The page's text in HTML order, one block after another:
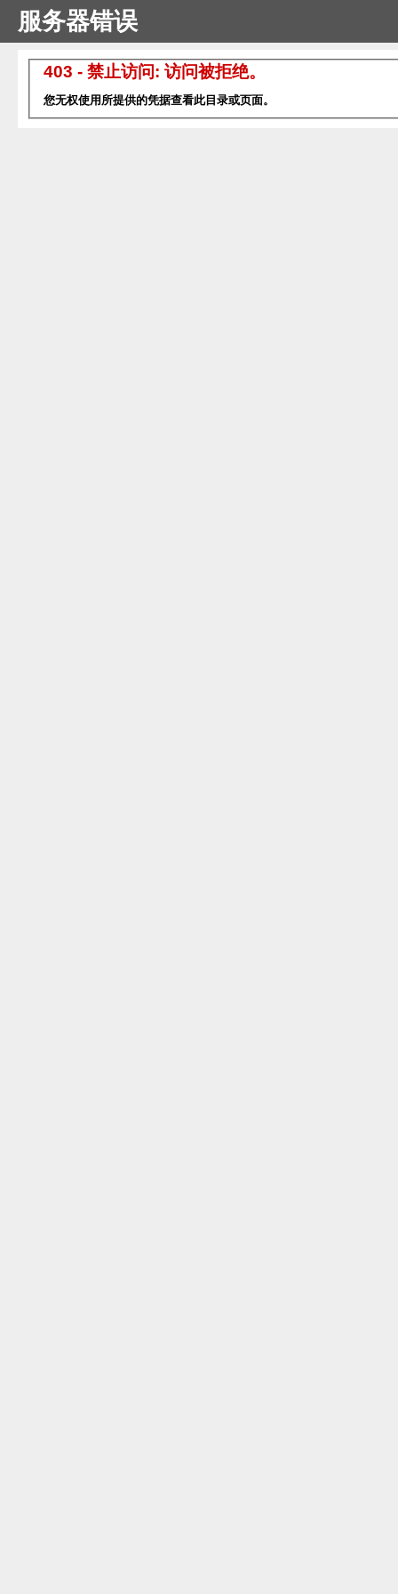
服务器错误
403 - 禁止访问: 访问被拒绝。
您无权使用所提供的凭据查看此目录或页面。